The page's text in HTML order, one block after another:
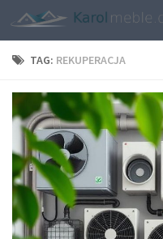
TAG: REKUPERACJA